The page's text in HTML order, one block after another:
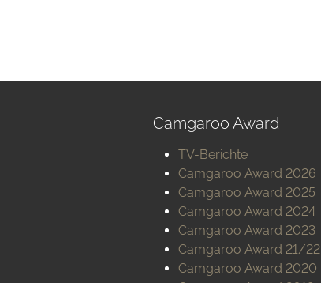
Camgaroo Award
TV-Berichte
Camgaroo Award 2026
Camgaroo Award 2025
Camgaroo Award 2024
Camgaroo Award 2023
Camgaroo Award 21/22
Camgaroo Award 2020